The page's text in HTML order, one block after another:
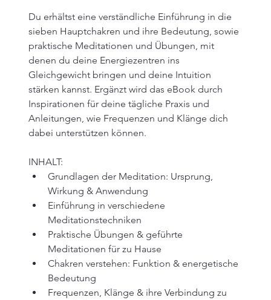
Du erhältst eine verständliche Einführung in die
sieben Hauptchakren und ihre Bedeutung, sowie
praktische Meditationen und Übungen, mit
denen du deine Energiezentren ins
Gleichgewicht bringen und deine Intuition
stärken kannst. Ergänzt wird das eBook durch
Inspirationen für deine tägliche Praxis und
Anleitungen, wie Frequenzen und Klänge dich
dabei unterstützen können.
INHALT:
Grundlagen der Meditation: Ursprung,
Wirkung & Anwendung
Einführung in verschiedene
Meditationstechniken
Praktische Übungen & geführte
Meditationen für zu Hause
Chakren verstehen: Funktion & energetische
Bedeutung
Frequenzen, Klänge & ihre Verbindung zu